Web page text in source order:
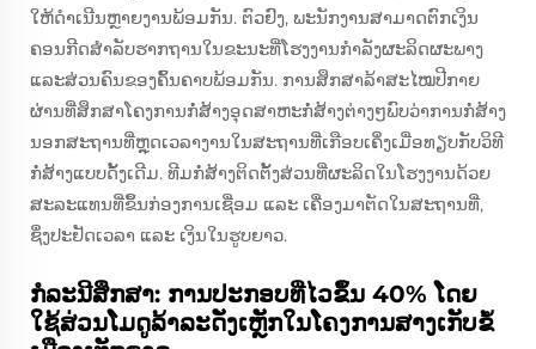
ໃຫ້ດຳເນີນຫຼາຍງານພ້ອມກັນ. ຕົວຢົງ, ພະນັກງານສາມາດຕົກເງິນ
ຄອນກີດສໍາລັບຮາກຖານໃນຂະນະທີ່ໂຮງງານກຳລັງຜະລິດຜະພາງ
ແລະສ່ວນຄົນຂອງຄົ້ນຄາບພ້ອມກັນ. ການສຶກສາລ້າສະໄໝປີກາຍ
ຜ່ານທີ່ສຶກສາໂຄງການກໍ່ສ້າງອຸດສາຫະກໍ່ສ້າງຕ່າງໆພົບວ່າການກໍ່ສ້າງ
ນອກສະຖານທີ່ຫຼຸດເວລາງານໃນສະຖານທີ່ເກືອບເຄິ່ງເມື່ອທຽບກັບວິທີ
ກໍ່ສ້າງແບບດັ້ງເດີມ. ທີມກໍ່ສ້າງຕິດຕັ້ງສ່ວນທີ່ຜະລິດໃນໂຮງງານດ້ວຍ
ສະລະແທນທີ່ຂຶ້ນກ່ອງການເຊື່ອມ ແລະ ເຄື່ອງມາຕັດໃນສະຖານທີ່,
ຊຶ່ງປະຢັດເວລາ ແລະ ເງິນໃນຮູບຍາວ.
ກໍລະນີສຶກສາ: ການປະກອບທີ່ໄວຂຶ້ນ 40% ໂດຍ
ໃຊ້ສ່ວນໂມດູລ້າລະດັ່ງເຫຼັກໃນໂຄງການສາງເກັບຂໍ້